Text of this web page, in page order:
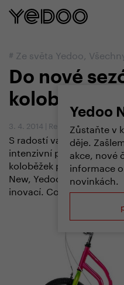
Yedoo
Zůstaňte v
děje.
akce, nové
informace
novinkách.
# Ze světa Yedoo,
Do nové
koloběžkami
3. 4. 2014 | Redakce
S radostí vám
intenzivní práce
koloběžek pro velké
New, Yedoo Ox New).
inovací. Co všechno